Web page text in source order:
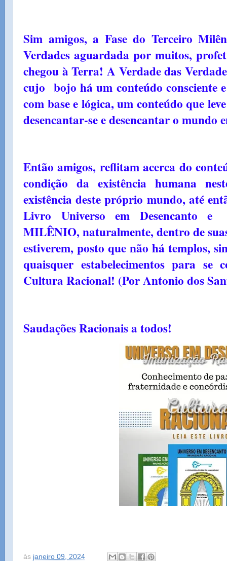
Sim amigos, a Fase do Terceiro
Verdades aguardada por muitos,
chegou à Terra! A Verdade das
cujo bojo há um conteúdo consciente
com base e lógica, um conteúdo que
desencantar-se e desencantar o mundo
Então amigos, reflitam acerca do
condição da existência humana
existência deste próprio mundo, até
Livro Universo em Desencanto e
MILÊNIO, naturalmente, dentro de
estiverem, posto que não há templos,
quaisquer estabelecimentos para se
Cultura Racional! (Por Antonio dos
Saudações Racionais a todos!
às janeiro 09, 2024